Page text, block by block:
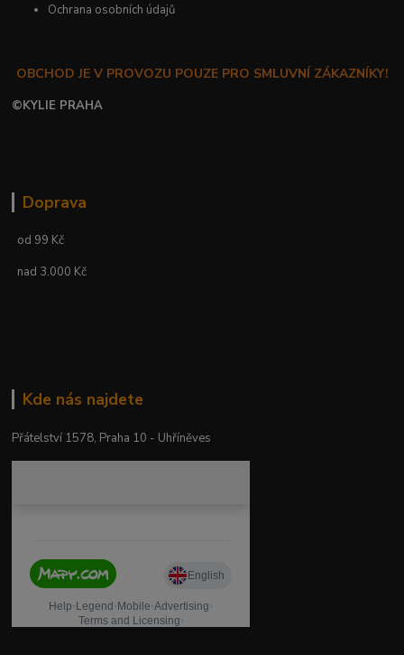
Ochrana osobních údajů
OBCHOD JE V PROVOZU POUZE PRO SMLUVNÍ ZÁKAZNÍKY!
©KYLIE PRAHA
Doprava
od 99 Kč
nad 3.000 Kč
Kde nás najdete
Přátelství 1578, Praha 10 - Uhříněves